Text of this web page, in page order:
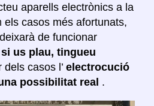
aparells electrònics a la
els casos més afortunats,
de funcionar
si us plau, tingueu
casos l’ electrocució
possibilitat real .